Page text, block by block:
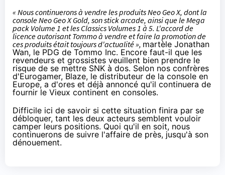
« Nous continuerons à vendre les produits Neo Geo X, dont la
console Neo Geo X Gold, son stick arcade, ainsi que le Mega
pack Volume 1 et les Classics Volumes 1 à 5. L'accord de
licence autorisant Tommo à vendre et faire la promotion de
ces produits était toujours d'actualité », martèle Jonathan
Wan, le PDG de Tommo Inc. Encore faut-il que les
revendeurs et grossistes veuillent bien prendre le
risque de se mettre SNK à dos. Selon nos confrères
d'Eurogamer, Blaze, le distributeur de la console en
Europe, a d'ores et déjà annoncé qu'il continuera de
fournir le Vieux continent en consoles.
Difficile ici de savoir si cette situation finira par se
débloquer, tant les deux acteurs semblent vouloir
camper leurs positions. Quoi qu'il en soit, nous
continuerons de suivre l'affaire de près, jusqu'à son
dénouement.